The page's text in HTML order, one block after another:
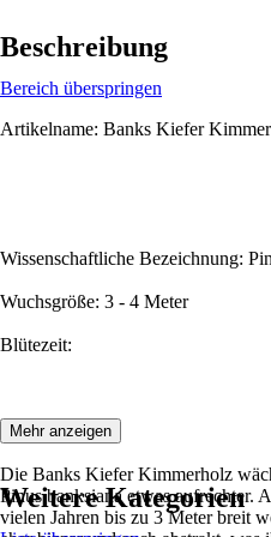
Beschreibung
Bereich überspringen
Artikelname: Banks Kiefer
Wissenschaftliche Bezeichnung:
Wuchsgröße: 3 - 4 Meter
Blütezeit:
Beschreibung:
Die Banks Kiefer Kimmerholz
Pinus banksiana etwas aufrechter.
vielen Jahren bis zu 3 Meter breit
Mehr anzeigen
Weitere Kategorien